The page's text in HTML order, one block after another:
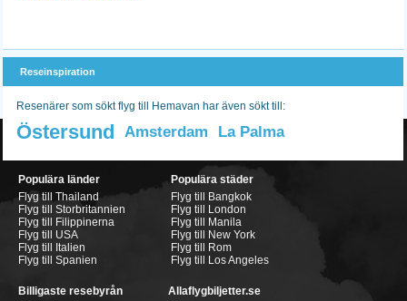
Reseinspiration
Resenärer som sökt flyg till Hemavan har även sökt till:
Östersund Amsterdam La Palma
Populära länder
Flyg till Thailand
Flyg till Storbritannien
Flyg till Filippinerna
Flyg till USA
Flyg till Italien
Flyg till Spanien
Populära städer
Flyg till Bangkok
Flyg till London
Flyg till Manila
Flyg till New York
Flyg till Rom
Flyg till Los Angeles
Billigaste resebyrån
Allaflygbiljetter.se